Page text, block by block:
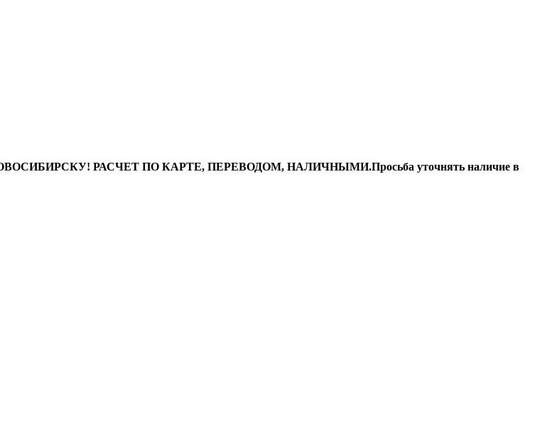
РАСЧЕТ ПО КАРТЕ, ПЕРЕВОДОМ, НАЛИЧНЫМИ.Просьба уточнять наличие в